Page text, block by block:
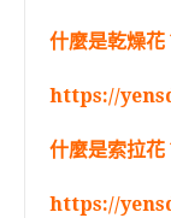
什麼是乾燥花
https://
什麼是索拉花
https://